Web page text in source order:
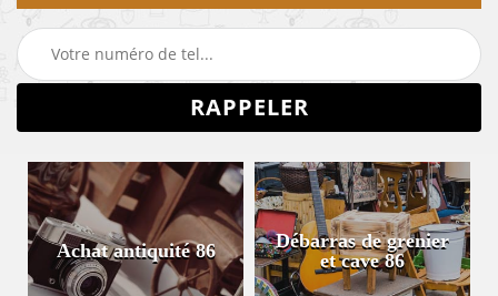
Achat antiquité 86
Débarras de grenier
et cave 86